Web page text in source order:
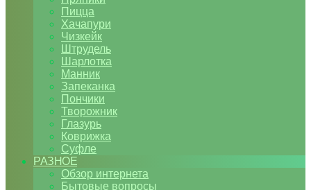
Пицца
Хачапури
Чизкейк
Штрудель
Шарлотка
Манник
Запеканка
Пончики
Творожник
Глазурь
Коврижка
Суфле
РАЗНОЕ
Обзор интернета
Бытовые вопросы